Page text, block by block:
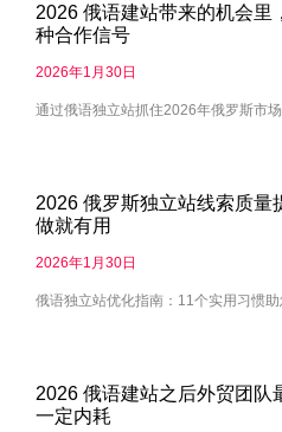
2026 俄语建站带来的机会里
种合作信号
2026年1月30日
通过俄语独立站抓住2026年俄罗斯市
2026 俄罗斯独立站线索质量
做就有用
2026年1月30日
俄语独立站优化指南：11个实用习惯
2026 俄语建站之后外贸团队
一定内耗